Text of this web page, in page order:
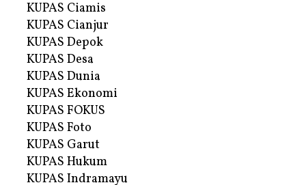
KUPAS Ciamis
KUPAS Cianjur
KUPAS Depok
KUPAS Desa
KUPAS Dunia
KUPAS Ekonomi
KUPAS FOKUS
KUPAS Foto
KUPAS Garut
KUPAS Hukum
KUPAS Indramayu